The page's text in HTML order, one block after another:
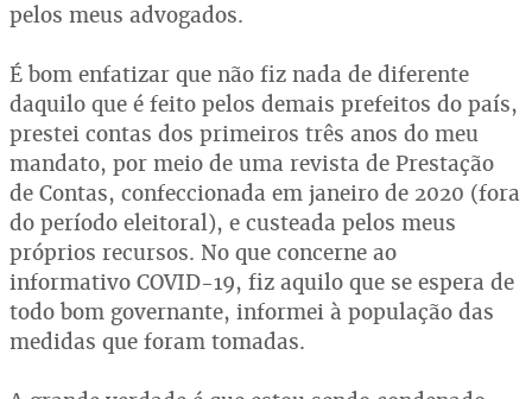
pelos meus advogados.
É bom enfatizar que não fiz nada de diferente
daquilo que é feito pelos demais prefeitos do país,
prestei contas dos primeiros três anos do meu
mandato, por meio de uma revista de Prestação
de Contas, confeccionada em janeiro de 2020 (fora
do período eleitoral), e custeada pelos meus
próprios recursos. No que concerne ao
informativo COVID-19, fiz aquilo que se espera de
todo bom governante, informei à população das
medidas que foram tomadas.